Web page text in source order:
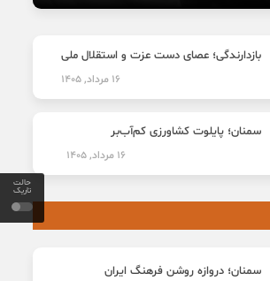
حالت
تاریک
بازدارندگی؛ عصای دست عزت و استقلال ملی
16 مرداد, 1405
سمنان؛ پایلوت کشاورزی کم‌آب‌بر
16 مرداد, 1405
سمنان؛ دروازه روشن فرهنگ ایران